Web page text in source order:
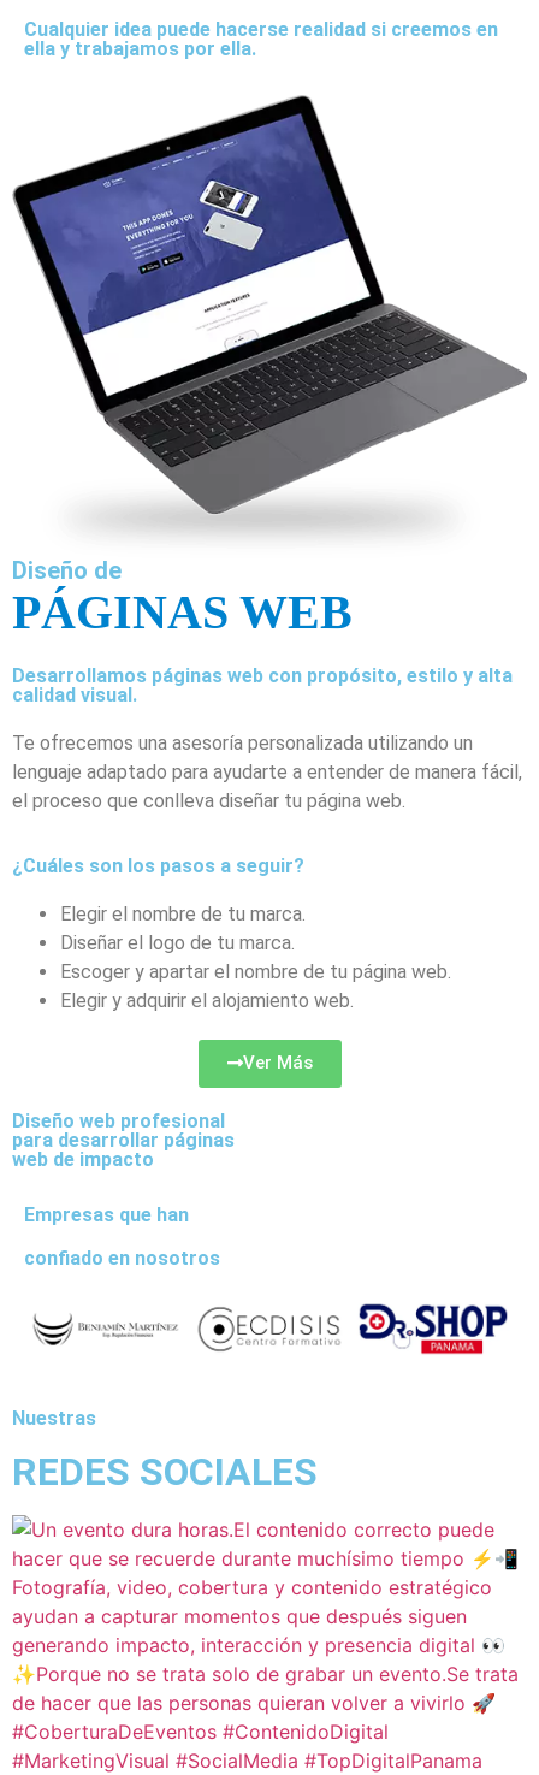
Cualquier idea puede hacerse realidad si creemos en
ella y trabajamos por ella.
Diseño de
PÁGINAS WEB
Desarrollamos páginas web con propósito, estilo y alta
calidad visual.
Te ofrecemos una asesoría personalizada utilizando un
lenguaje adaptado para ayudarte a entender de manera fácil,
el proceso que conlleva diseñar tu página web.
¿Cuáles son los pasos a seguir?
Elegir el nombre de tu marca.
Diseñar el logo de tu marca.
Escoger y apartar el nombre de tu página web.
Elegir y adquirir el alojamiento web.
Ver Más
Diseño web profesional
para desarrollar páginas
web de impacto
Empresas que han
confiado en nosotros
Nuestras
REDES SOCIALES